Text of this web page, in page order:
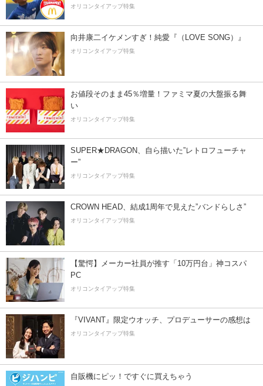
オリコンタイアップ特集
向井康二イケメンすぎ！純愛『（LOVE SONG）』
オリコンタイアップ特集
お値段そのまま45％増量！ファミマ夏の大盤振る舞
い
オリコンタイアップ特集
SUPER★DRAGON、自ら描いた”レトロフューチャ
ー”
オリコンタイアップ特集
CROWN HEAD、結成1周年で見えた”バンドらしさ”
オリコンタイアップ特集
【驚愕】メーカー社員が推す「10万円台」神コスパ
PC
オリコンタイアップ特集
『VIVANT』限定ウオッチ、プロデューサーの感想は
オリコンタイアップ特集
自販機にピッ！ですぐに買えちゃう